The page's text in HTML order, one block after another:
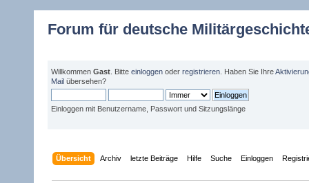
Forum für deutsche
Willkommen Gast . Bitte einloggen oder registrieren . Haben Sie Ihre
Mail übersehen?
Einloggen mit Benutzername, Passwort und Sitzungslänge
Übersicht Archiv letzte Beiträge Hilfe Suche Einloggen